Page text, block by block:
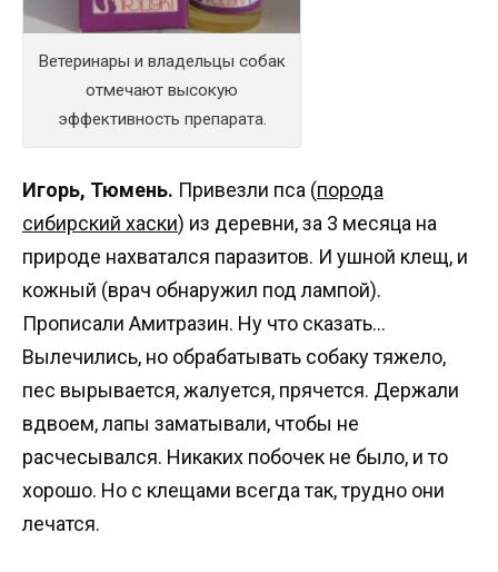
Ветеринары и владельцы собак
отмечают высокую
эффективность препарата.
Игорь, Тюмень. Привезли пса (порода
сибирский хаски) из деревни, за 3 месяца на
природе нахватался паразитов. И ушной клещ, и
кожный (врач обнаружил под лампой).
Прописали Амитразин. Ну что сказать…
Вылечились, но обрабатывать собаку тяжело,
пес вырывается, жалуется, прячется. Держали
вдвоем, лапы заматывали, чтобы не
расчесывался. Никаких побочек не было, и то
хорошо. Но с клещами всегда так, трудно они
лечатся.